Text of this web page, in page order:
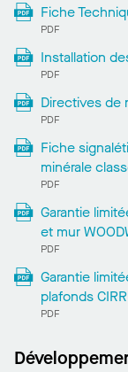
Fiche
PDF
Installation
PDF
Directives de
PDF
Fiche
minérale
PDF
Garantie
et mur
PDF
Garantie
plafonds
PDF